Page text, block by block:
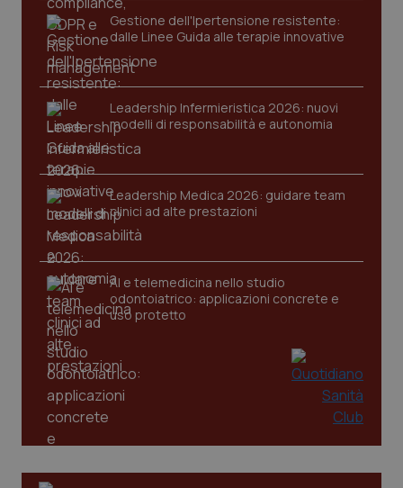
Gestione dell'Ipertensione resistente:
dalle Linee Guida alle terapie innovative
Leadership Infermieristica 2026: nuovi
modelli di responsabilità e autonomia
Leadership Medica 2026: guidare team
clinici ad alte prestazioni
AI e telemedicina nello studio
odontoiatrico: applicazioni concrete e
uso protetto
tracking-sites-ironfish-
tracking-enable
www.quotidianosanita.it
tracking-sites-ironfish-
_ga